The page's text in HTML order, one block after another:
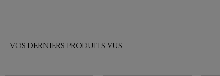
VOS DERNIERS PRODUITS VUS